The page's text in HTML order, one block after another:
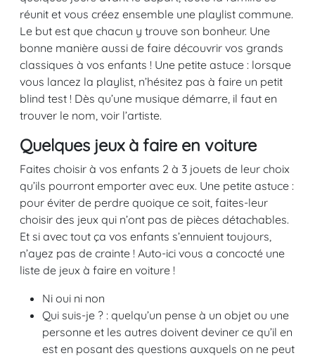
réunit et vous créez ensemble une playlist commune.
Le but est que chacun y trouve son bonheur. Une
bonne manière aussi de faire découvrir vos grands
classiques à vos enfants ! Une petite astuce : lorsque
vous lancez la playlist, n’hésitez pas à faire un petit
blind test ! Dès qu’une musique démarre, il faut en
trouver le nom, voir l’artiste.
Quelques jeux à faire en voiture
Faites choisir à vos enfants 2 à 3 jouets de leur choix
qu’ils pourront emporter avec eux. Une petite astuce :
pour éviter de perdre quoique ce soit, faites-leur
choisir des jeux qui n’ont pas de pièces détachables.
Et si avec tout ça vos enfants s’ennuient toujours,
n’ayez pas de crainte ! Auto-ici vous a concocté une
liste de jeux à faire en voiture !
Ni oui ni non
Qui suis-je ? : quelqu’un pense à un objet ou une
personne et les autres doivent deviner ce qu’il en
est en posant des questions auxquels on ne peut